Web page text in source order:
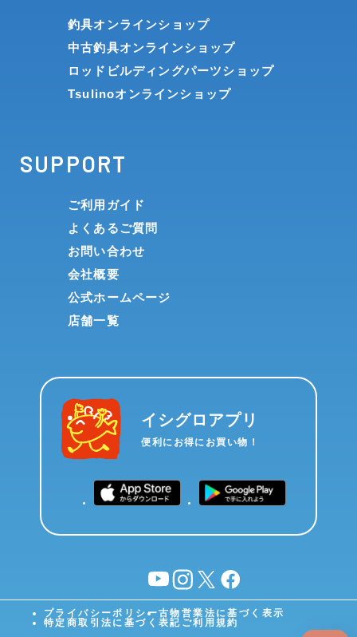
釣具オンラインショップ
中古釣具オンラインショップ
ロッドビルディングパーツショップ
Tsulinoオンラインショップ
SUPPORT
ご利用ガイド
よくあるご質問
お問い合わせ
会社概要
公式ホームページ
店舗一覧
イシグロアプリ
便利にお得にお買い物！
YouTubeinstagram
X facebook
プライバシーポリシー古物営業法に基づく表示
特定商取引法に基づく表記 ご利用規約